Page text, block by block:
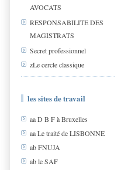
AVOCATS
RESPONSABILITE DES
MAGISTRATS
Secret professionnel
zLe cercle classique
les sites de travail
aa D B F à Bruxelles
aa Le traité de LISBONNE
ab FNUJA
ab le SAF